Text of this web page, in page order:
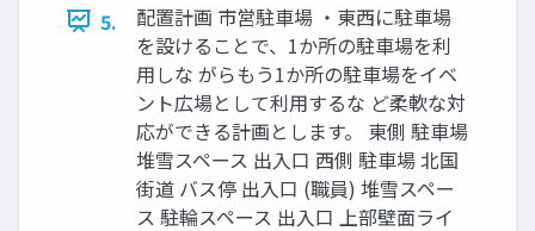
5.
配置計画 市営駐車場 ・東西に駐車場
を設けることで、1か所の駐車場を利
用しな がらもう1か所の駐車場をイベ
ント広場として利用するな ど柔軟な対
応ができる計画とします。 東側 駐車場
堆雪スペース 出入口 西側 駐車場 北国
街道 バス停 出入口 (職員) 堆雪スペー
ス 駐輪スペース 出入口 上部壁面ライ